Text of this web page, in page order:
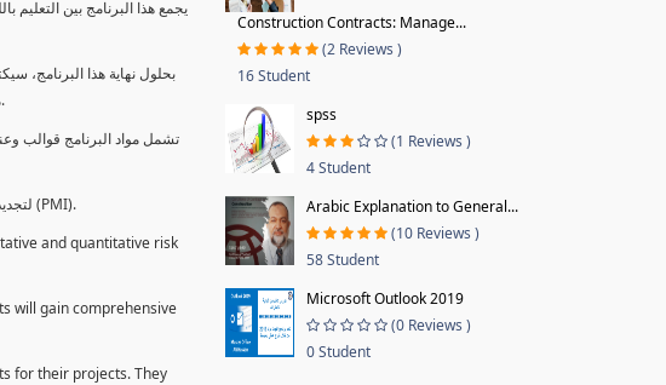
يجمع هذا البرنامج بين
بحلول نهاية هذا البرنامج،
مخاطر شامل، وتطوير خطط استجابة للمخاطر قوية. بالإضافة إلى ذلك، سيكتسبون المهارات لتقديم تقييمات المخاطر عبر لوحة معلومات فعالة.
تشمل مواد البرنامج قوالب
يمكن للطلاب استخدام ساعات هذا البرنامج كوحدات تطوير المهنة (PDUs) لتجديد جميع الشهادات المهنية الأخرى مثل شهادات إدارة المشاريع العالمية (PMI).
and quantitative risk
will gain comprehensive
for their projects. They
Construction Contracts: Manage...
(2 Reviews )
16 Student
spss
(1 Reviews )
4 Student
Arabic Explanation to General...
(10 Reviews )
58 Student
Microsoft Outlook 2019
(0 Reviews )
0 Student